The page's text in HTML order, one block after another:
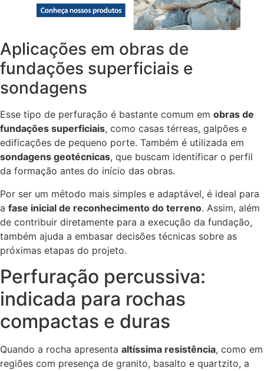
Aplicações em obras de
fundações superficiais e
sondagens
Esse tipo de perfuração é bastante comum em obras de
fundações superficiais, como casas térreas, galpões e
edificações de pequeno porte. Também é utilizada em
sondagens geotécnicas, que buscam identificar o perfil
da formação antes do início das obras.
Por ser um método mais simples e adaptável, é ideal para
a fase inicial de reconhecimento do terreno. Assim, além
de contribuir diretamente para a execução da fundação,
também ajuda a embasar decisões técnicas sobre as
próximas etapas do projeto.
Perfuração percussiva:
indicada para rochas
compactas e duras
Quando a rocha apresenta altíssima resistência, como em
regiões com presença de granito, basalto e quartzito, a